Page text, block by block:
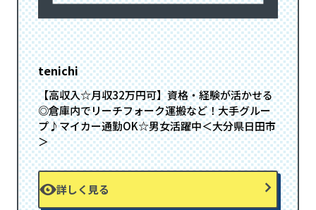
tenichi
【高収入☆月収32万円可】資格・経験が活かせる
◎倉庫内でリーチフォーク運搬など！大手グルー
プ♪マイカー通勤OK☆男女活躍中＜大分県日田市
＞
詳しく見る